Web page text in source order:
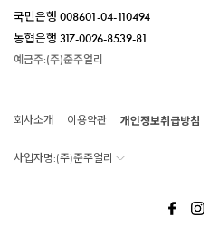
국민은행 008601-04-110494
농협은행 317-0026-8539-81
예금주:(주)준주얼리
회사소개 이용약관 개인정보취급방침
사업자명:(주)준주얼리